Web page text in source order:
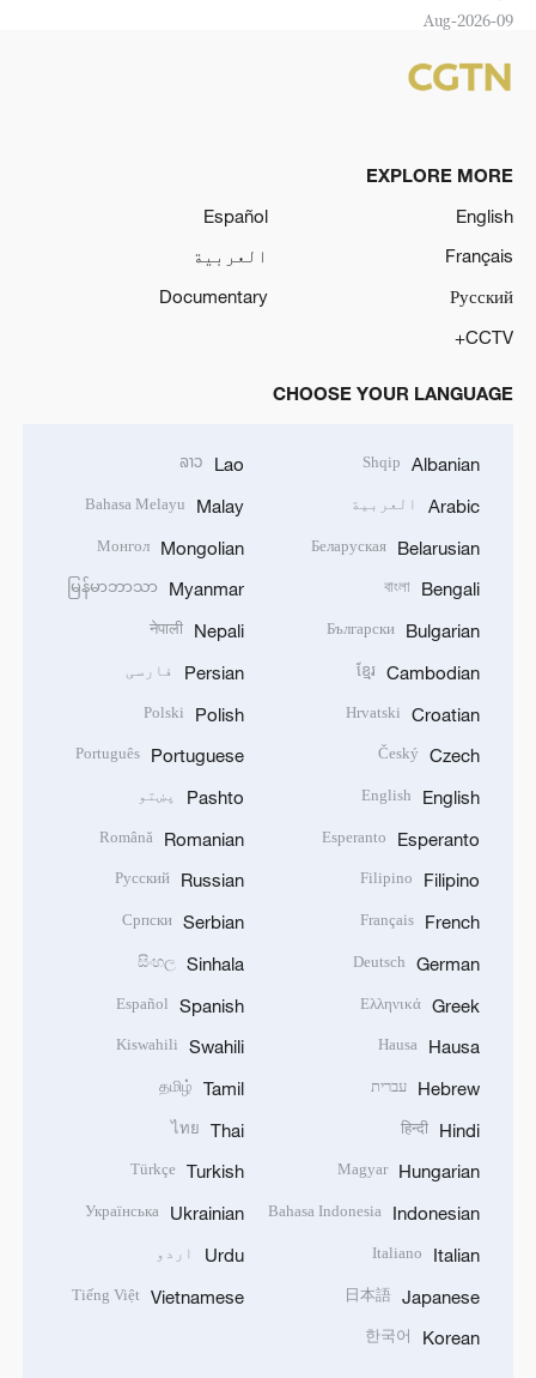
09-Aug-2026
EXPLORE MORE
English
Español
Français
العربية
Русский
Documentary
CCTV+
CHOOSE YOUR LANGUAGE
Albanian
Shqip
Arabic العربية
Belarusian
Беларуская
Bengali
বাংলা
Bulgarian
Български
Cambodian
ខ្មែរ
Croatian
Hrvatski
Czech
Český
English
English
Esperanto
Esperanto
Filipino
Filipino
French
Français
German
Deutsch
Greek
Ελληνικά
Hausa
Hausa
Hebrew עברית
Hindi
हिन्दी
Hungarian
Magyar
Indonesian
Bahasa Indonesia
Italian
Italiano
Japanese
日本語
Korean
한국어
Lao
ລາວ
Malay
Bahasa Melayu
Mongolian
Монгол
Myanmar
မြန်မာဘာသာ
Nepali
नेपाली
Persian فارسی
Polish
Polski
Portuguese
Português
Pashto پښتو
Romanian
Română
Russian
Русский
Serbian
Српски
Sinhala
සිංහල
Spanish
Español
Swahili
Kiswahili
Tamil
தமிழ்
Thai
ไทย
Turkish
Türkçe
Ukrainian
Українська
Urdu اردو
Vietnamese
Tiếng Việt